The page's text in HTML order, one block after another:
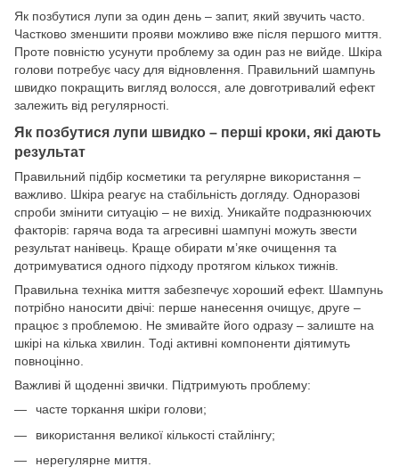
Як позбутися лупи за один день – запит, який звучить часто.
Частково зменшити прояви можливо вже після першого миття.
Проте повністю усунути проблему за один раз не вийде. Шкіра
голови потребує часу для відновлення. Правильний шампунь
швидко покращить вигляд волосся, але довготривалий ефект
залежить від регулярності.
Як позбутися лупи швидко – перші кроки, які дають
результат
Правильний підбір косметики та регулярне використання –
важливо. Шкіра реагує на стабільність догляду. Одноразові
спроби змінити ситуацію – не вихід. Уникайте подразнюючих
факторів: гаряча вода та агресивні шампуні можуть звести
результат нанівець. Краще обирати м’яке очищення та
дотримуватися одного підходу протягом кількох тижнів.
Правильна техніка миття забезпечує хороший ефект. Шампунь
потрібно наносити двічі: перше нанесення очищує, друге –
працює з проблемою. Не змивайте його одразу – залиште на
шкірі на кілька хвилин. Тоді активні компоненти діятимуть
повноцінно.
Важливі й щоденні звички. Підтримують проблему:
часте торкання шкіри голови;
використання великої кількості стайлінгу;
нерегулярне миття.